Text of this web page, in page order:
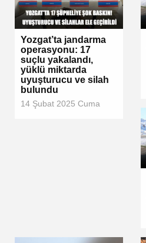
Yozgat’ta jandarma
operasyonu: 17
suçlu yakalandı,
yüklü miktarda
uyuşturucu ve silah
bulundu
14 Şubat 2025 Cuma